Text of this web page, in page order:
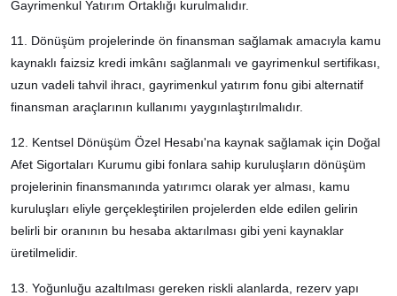
Gayrimenkul Yatırım Ortaklığı kurulmalıdır.
11. Dönüşüm projelerinde ön finansman sağlamak amacıyla kamu
kaynaklı faizsiz kredi imkânı sağlanmalı ve gayrimenkul sertifikası,
uzun vadeli tahvil ihracı, gayrimenkul yatırım fonu gibi alternatif
finansman araçlarının kullanımı yaygınlaştırılmalıdır.
12. Kentsel Dönüşüm Özel Hesabı'na kaynak sağlamak için Doğal
Afet Sigortaları Kurumu gibi fonlara sahip kuruluşların dönüşüm
projelerinin finansmanında yatırımcı olarak yer alması, kamu
kuruluşları eliyle gerçekleştirilen projelerden elde edilen gelirin
belirli bir oranının bu hesaba aktarılması gibi yeni kaynaklar
üretilmelidir.
13. Yoğunluğu azaltılması gereken riskli alanlarda, rezerv yapı